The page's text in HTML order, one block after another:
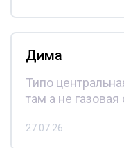
Дима
Типо
там а не
27.07.26